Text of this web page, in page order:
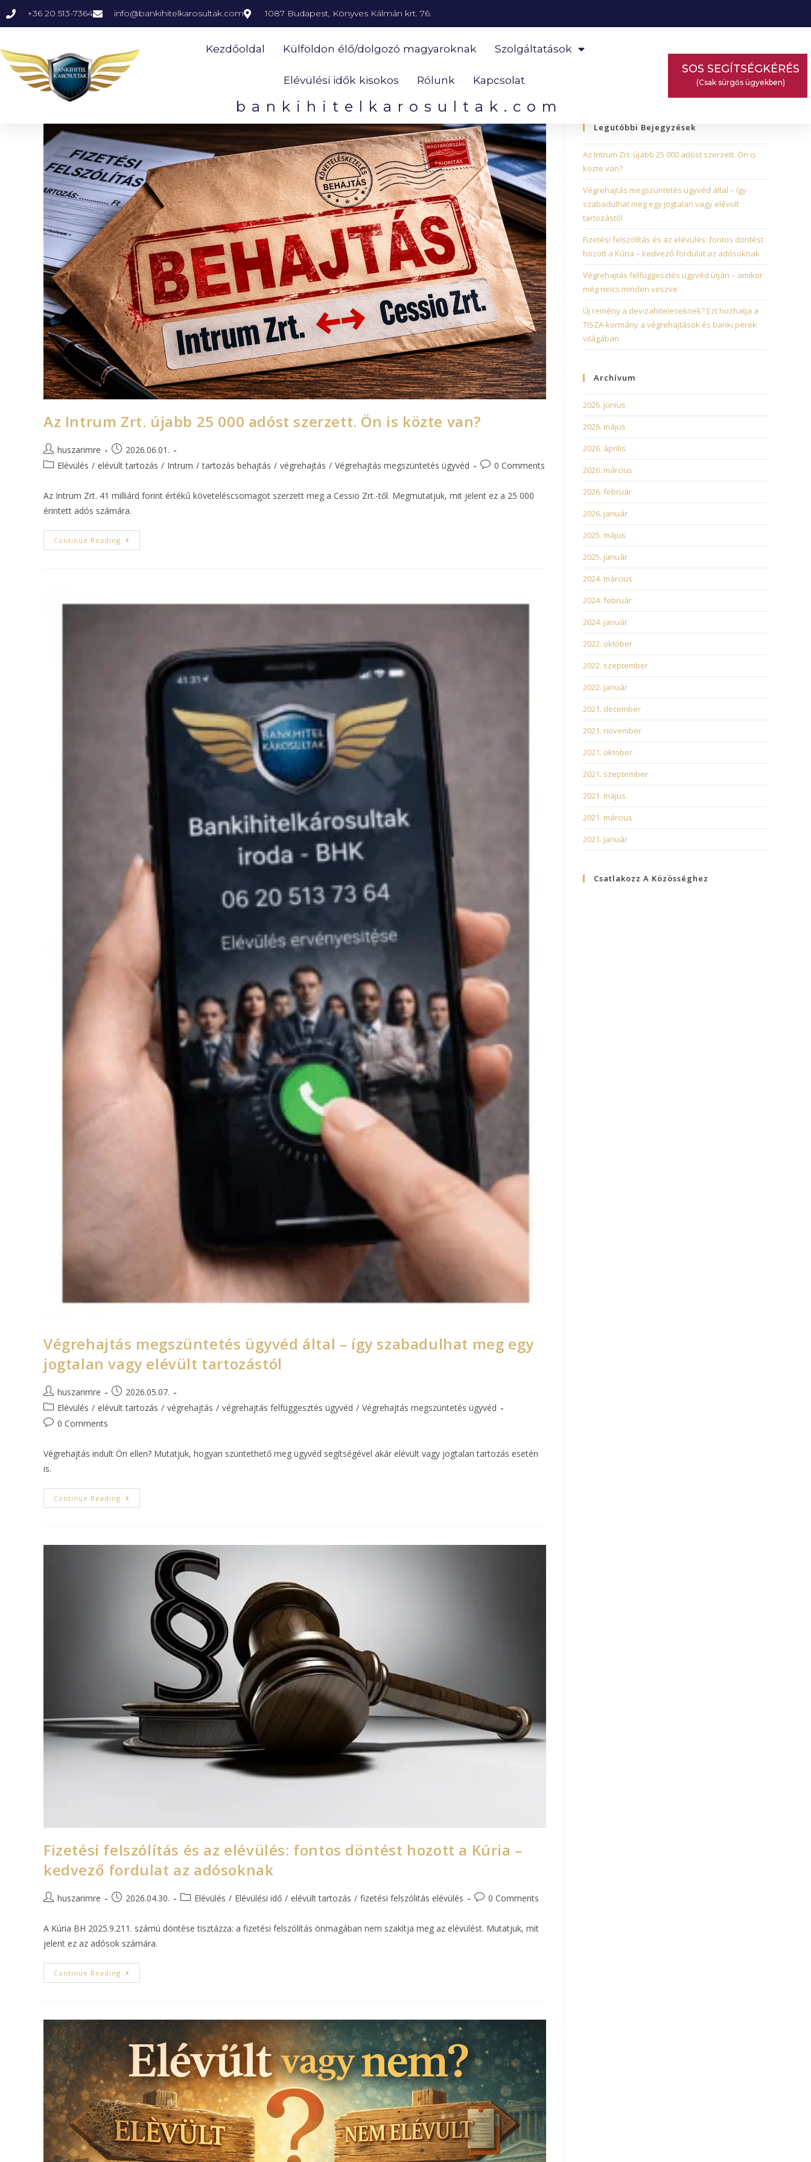
+36 20 513-7364 info@bankihitelkarosultak.com 1087 Budapest, Könyves Kálmán krt. 76.
Kezdőoldal Külföldön élő/dolgozó magyaroknak Szolgáltatások
Elévülési idők kisokos Rólunk Kapcsolat
bankihitelkarosultak.com
SOS SEGÍTSÉGKÉRÉS
(Csak sürgős ügyekben)
Az Intrum Zrt. újabb 25 000 adóst szerzett. Ön is közte van?
huszarimre
2026.06.01.
Elévülés / elévült tartozás / Intrum / tartozás behajtás / végrehajtás / Végrehajtás megszüntetés ügyvéd 0 Comments
Az Intrum Zrt. 41 milliárd forint értékű követeléscsomagot szerzett meg a Cessio Zrt.-től. Megmutatjuk, mit jelent ez a 25 000
érintett adós számára.
Continue Reading
Végrehajtás megszüntetés ügyvéd által – így szabadulhat meg egy
jogtalan vagy elévült tartozástól
huszarimre
2026.05.07.
Elévülés / elévült tartozás / végrehajtás / végrehajtás felfüggesztés ügyvéd / Végrehajtás megszüntetés ügyvéd
0 Comments
Végrehajtás indult Ön ellen? Mutatjuk, hogyan szüntethető meg ügyvéd segítségével akár elévült vagy jogtalan tartozás esetén
is.
Continue Reading
Fizetési felszólítás és az elévülés: fontos döntést hozott a Kúria –
kedvező fordulat az adósoknak
huszarimre 2026.04.30. Elévülés / Elévülési idő / elévült tartozás / fizetési felszólitás elévülés 0 Comments
A Kúria BH 2025.9.211. számú döntése tisztázza: a fizetési felszólítás önmagában nem szakítja meg az elévülést. Mutatjuk, mit
jelent ez az adósok számára.
Continue Reading
Legutóbbi Bejegyzések
Az Intrum Zrt. újabb 25 000 adóst szerzett. Ön is
közte van?
Végrehajtás megszüntetés ügyvéd által – így
szabadulhat meg egy jogtalan vagy elévült
tartozástól
Fizetési felszólítás és az elévülés: fontos döntést
hozott a Kúria – kedvező fordulat az adósoknak
Végrehajtás felfüggesztés ügyvéd útján – amikor
még nincs minden veszve
Új remény a devizahiteleseknek? Ezt hozhatja a
TISZA-kormány a végrehajtások és banki perek
világában
Archívum
2026. június
2026. május
2026. április
2026. március
2026. február
2026. január
2025. május
2025. január
2024. március
2024. február
2024. január
2022. október
2022. szeptember
2022. január
2021. december
2021. november
2021. október
2021. szeptember
2021. május
2021. március
2021. január
Csatlakozz A Közösséghez